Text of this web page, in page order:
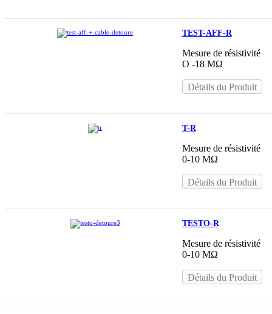
TEST-AFF-R
Mesure de résistivité
O -18 MΩ
Détails du Produit
T-R
Mesure de résistivité
0-10 MΩ
Détails du Produit
TESTO-R
Mesure de résistivité
0-10 MΩ
Détails du Produit